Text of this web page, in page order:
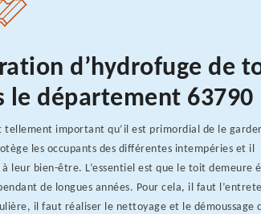
d’hydrofuge de
le département 63790
tellement important qu’il est primordial de le
les occupants des différentes intempéries et il
leur bien-être. L’essentiel est que le toit demeure
de longues années. Pour cela, il faut
il faut réaliser le nettoyage et le démoussage